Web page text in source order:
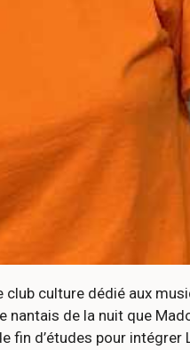
culture dédié aux
de la nuit que
d’études pour intégrer